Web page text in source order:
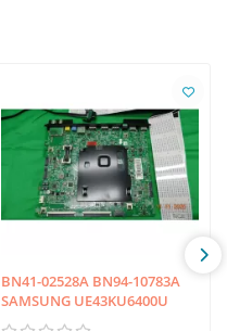
BN41-02528A BN94-10783A
SAMSUNG UE43KU6400U